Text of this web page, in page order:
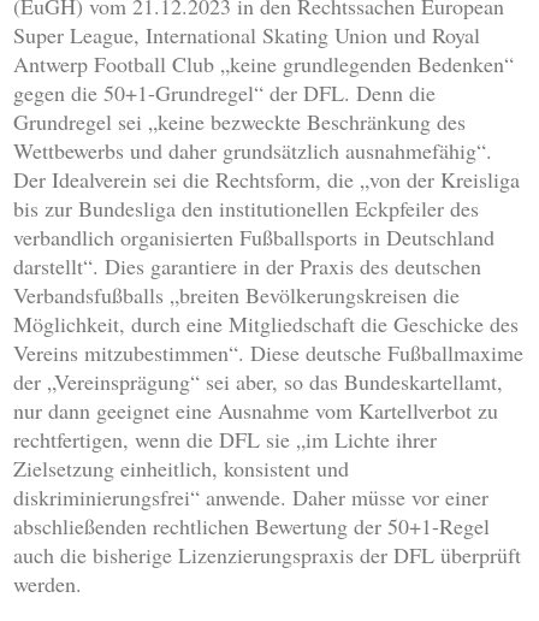
(EuGH) vom 21.12.2023 in den Rechtssachen European
Super League, International Skating Union und Royal
Antwerp Football Club „keine grundlegenden Bedenken“
gegen die 50+1-Grundregel“ der DFL. Denn die
Grundregel sei „keine bezweckte Beschränkung des
Wettbewerbs und daher grundsätzlich ausnahmefähig“.
Der Idealverein sei die Rechtsform, die „von der Kreisliga
bis zur Bundesliga den institutionellen Eckpfeiler des
verbandlich organisierten Fußballsports in Deutschland
darstellt“. Dies garantiere in der Praxis des deutschen
Verbandsfußballs „breiten Bevölkerungskreisen die
Möglichkeit, durch eine Mitgliedschaft die Geschicke des
Vereins mitzubestimmen“. Diese deutsche Fußballmaxime
der „Vereinsprägung“ sei aber, so das Bundeskartellamt,
nur dann geeignet eine Ausnahme vom Kartellverbot zu
rechtfertigen, wenn die DFL sie „im Lichte ihrer
Zielsetzung einheitlich, konsistent und
diskriminierungsfrei“ anwende. Daher müsse vor einer
abschließenden rechtlichen Bewertung der 50+1-Regel
auch die bisherige Lizenzierungspraxis der DFL überprüft
werden.